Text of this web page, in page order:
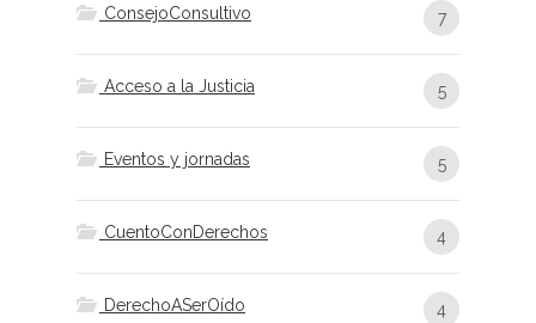
ConsejoConsultivo 7
Acceso a la Justicia 5
Eventos y jornadas 5
CuentoConDerechos 4
DerechoASerOído 4